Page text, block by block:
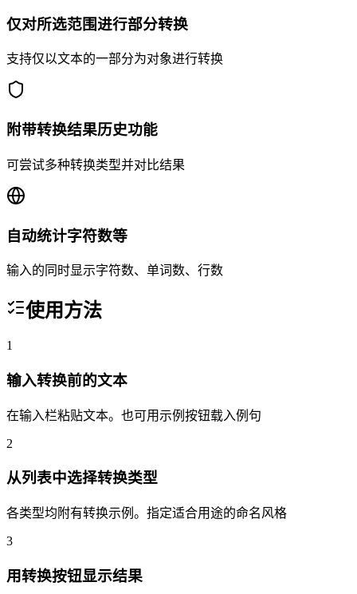
仅对所选范围进行部分转换
支持仅以文本的一部分为对象进行转换
附带转换结果历史功能
可尝试多种转换类型并对比结果
自动统计字符数等
输入的同时显示字符数、单词数、行数
使用方法
1
输入转换前的文本
在输入栏粘贴文本。也可用示例按钮载入例句
2
从列表中选择转换类型
各类型均附有转换示例。指定适合用途的命名风格
3
用转换按钮显示结果